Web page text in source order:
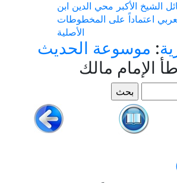
الشيخ الأكبر محي الدين ابن
اعتماداً على المخطوطات
الأصلية
: موسوعة الحديث
الإمام مالك